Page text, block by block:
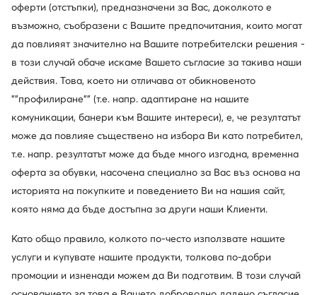
оферти (отстъпки), предназначени за Вас, доколкото е
възможно, съобразени с Вашите предпочитания, които могат
да повлияят значително на Вашите потребителски решения -
в този случай обаче искаме Вашето съгласие за такива наши
действия. Това, което ни отличава от обикновеното
""профилиране"" (т.е. напр. адаптиране на нашите
комуникации, банери към Вашите интереси), е, че резултатът
може да повлияе съществено на избора Ви като потребител,
т.е. напр. резултатът може да бъде много изгодна, временна
оферта за обувки, насочена специално за Вас въз основа на
историята на покупките и поведението Ви на нашия сайт,
която няма да бъде достъпна за други наши Клиенти.
Като общо правило, колкото по-често използвате нашите
услуги и купувате нашите продукти, толкова по-добри
промоции и изненади можем да Ви подготвим. В този случай